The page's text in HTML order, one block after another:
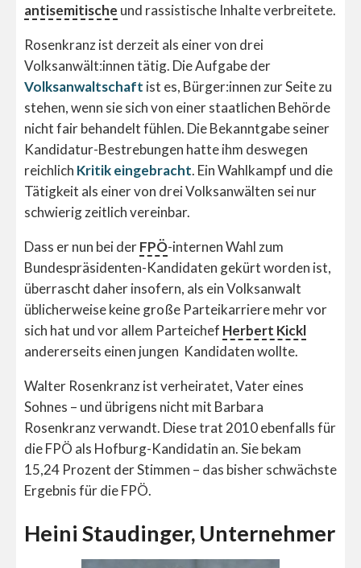
antisemitische und rassistische Inhalte verbreitete.
Rosenkranz ist derzeit als einer von drei
Volksanwält:innen tätig. Die Aufgabe der
Volksanwaltschaft ist es, Bürger:innen zur Seite zu
stehen, wenn sie sich von einer staatlichen Behörde
nicht fair behandelt fühlen. Die Bekanntgabe seiner
Kandidatur-Bestrebungen hatte ihm deswegen
reichlich Kritik eingebracht. Ein Wahlkampf und die
Tätigkeit als einer von drei Volksanwälten sei nur
schwierig zeitlich vereinbar.
Dass er nun bei derFPÖ-internen Wahl zum
Bundespräsidenten-Kandidaten gekürt worden ist,
überrascht daher insofern, als ein Volksanwalt
üblicherweise keine große Parteikarriere mehr vor
sich hat und vor allem Parteichef Herbert Kickl
andererseits einen jungen Kandidaten wollte.
Walter Rosenkranz ist verheiratet, Vater eines
Sohnes – und übrigens nicht mit Barbara
Rosenkranz verwandt. Diese trat 2010 ebenfalls für
die FPÖ als Hofburg-Kandidatin an. Sie bekam
15,24 Prozent der Stimmen – das bisher schwächste
Ergebnis für die FPÖ.
Heini Staudinger, Unternehmer